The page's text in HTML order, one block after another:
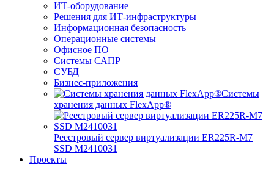
ИТ-оборудование
Решения для ИТ-инфраструктуры
Информационная безопасность
Операционные системы
Офисное ПО
Системы САПР
СУБД
Бизнес-приложения
Системы
хранения данных FlexApp®
Реестровый сервер виртуализации ER225R-M7
SSD М2410031
Проекты